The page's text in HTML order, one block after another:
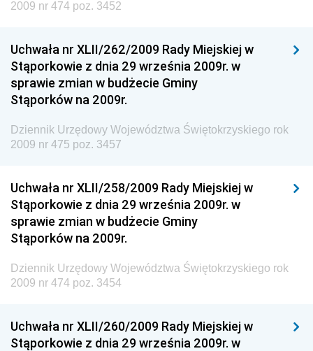
Dziennik Urzędowy Ministra Kultury, Dziedzictwa
Dziennik Urzędowy Ministra Rodziny i Polityki
Społecznej
Dziennik Urzędowy Komendy Głównej Straży
Granicznej
Dziennik Urzędowy Głównego Inspektoratu Transportu
Drogowego
Dziennik Urzędowy Komendy Głównej Policji
Dziennik Urzędowy Ministra Pracy i Polityki
Społecznej
Dziennik Urzędowy Ministra Transportu, Budownictwa
i Gospodarki Morskiej
Dziennik Urzędowy Ministra Spraw Zagranicznych
Dziennik Urzędowy Centralnego Biura
2009 nr 474 poz. 3452
Uchwała nr XLII/262/2009 Rady Miejskiej w
Stąporkowie z dnia 29 września 2009r. w
sprawie zmian w budżecie Gminy
Stąporków na 2009r.
Dziennik Urzędowy Województwa Świętokrzyskiego rok
2009 nr 475 poz. 3457
Uchwała nr XLII/258/2009 Rady Miejskiej w
Stąporkowie z dnia 29 września 2009r. w
sprawie zmian w budżecie Gminy
Stąporków na 2009r.
Dziennik Urzędowy Województwa Świętokrzyskiego rok
2009 nr 474 poz. 3454
Uchwała nr XLII/260/2009 Rady Miejskiej w
Stąporkowie z dnia 29 września 2009r. w